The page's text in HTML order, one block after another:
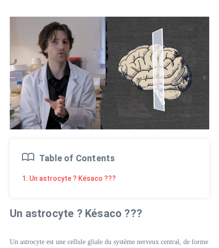
Table of Contents
1. Un astrocyte ? Késaco ???
Un astrocyte ? Késaco ???
Un astrocyte est une cellule gliale du système nerveux central, de forme